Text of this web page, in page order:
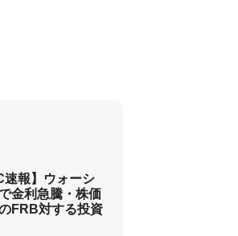
速報】ウォーシ
金利急騰・株価
FRB対する投資